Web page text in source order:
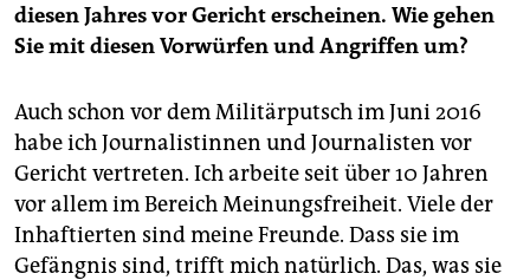
diesen Jahres vor Gericht erscheinen. Wie gehen
Sie mit diesen Vorwürfen und Angriffen um?
Auch schon vor dem Militärputsch im Juni 2016
habe ich Journalistinnen und Journalisten vor
Gericht vertreten. Ich arbeite seit über 10 Jahren
vor allem im Bereich Meinungsfreiheit. Viele der
Inhaftierten sind meine Freunde. Dass sie im
Gefängnis sind, trifft mich natürlich. Das, was sie